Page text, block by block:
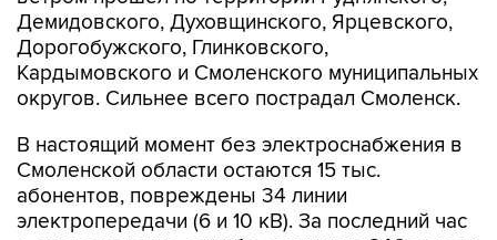
Кардымовского и Смоленского муниципальных
округов. Сильнее всего пострадал Смоленск.
В настоящий момент без электроснабжения в
абонентов, повреждены 34 линии
электропередачи (6 и 10 кВ). За последний час
в диспетчерские службы поступило 846 заявок
об отключении.